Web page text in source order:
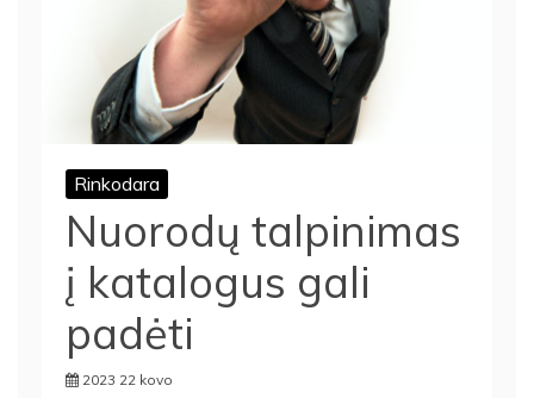
Rinkodara
Nuorodų talpinimas
į katalogus gali
padėti
2023 22 kovo